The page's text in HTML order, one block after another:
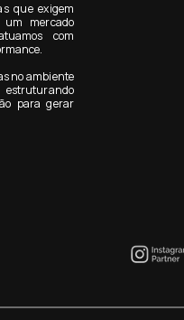
que exigem
mercado
com
no ambiente
para gerar